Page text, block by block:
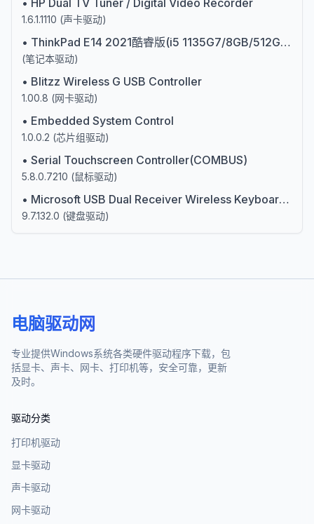
• HP Dual TV Tuner / Digital Video Recorder
1.6.1.1110 (声卡驱动)
• ThinkPad E14 2021酷睿版(i5 1135G7/8GB/512GB/集显/银色)第十一代英特尔酷睿i5
(笔记本驱动)
• Blitzz Wireless G USB Controller
1.00.8 (网卡驱动)
• Embedded System Control
1.0.0.2 (芯片组驱动)
• Serial Touchscreen Controller(COMBUS)
5.8.0.7210 (鼠标驱动)
• Microsoft USB Dual Receiver Wireless Keyboard (106/109) (Mouse and Keyboard Center)
9.7.132.0 (键盘驱动)
电脑驱动网
专业提供Windows系统各类硬件驱动程序下载，包
括显卡、声卡、网卡、打印机等，安全可靠，更新
及时。
驱动分类
打印机驱动
显卡驱动
声卡驱动
网卡驱动